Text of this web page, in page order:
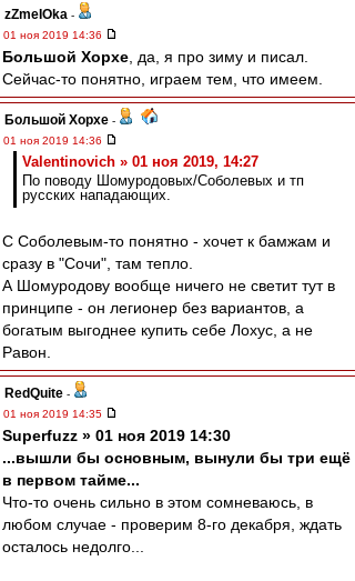
zZmeIOka -
01 ноя 2019 14:36
Большой Хорхе , да, я про зиму и писал.
Сейчас-то понятно, играем тем, что имеем.
Большой Хорхе -
01 ноя 2019 14:36
Valentinovich » 01 ноя 2019, 14:27
По поводу Шомуродовых/Соболевых и тп
русских нападающих.
С Соболевым-то понятно - хочет к бамжам и
сразу в "Сочи", там тепло.
А Шомуродову вообще ничего не светит тут в
принципе - он легионер без вариантов, а
богатым выгоднее купить себе Лохус, а не
Равон.
RedQuite -
01 ноя 2019 14:35
Superfuzz » 01 ноя 2019 14:30
...вышли бы основным, вынули бы три ещё
в первом тайме...
Что-то очень сильно в этом сомневаюсь, в
любом случае - проверим 8-го декабря, ждать
осталось недолго...